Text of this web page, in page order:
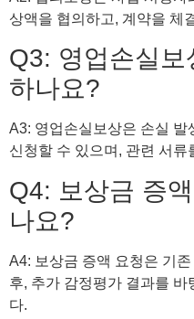
상액을 협의하고, 계약을 체
Q3: 영업손실보
하나요?
A3: 영업손실보상은 손실 발
신청할 수 있으며, 관련 서류
Q4: 보상금 증
나요?
A4: 보상금 증액 요청은 기
후, 추가 감정평가 결과를 바
다.